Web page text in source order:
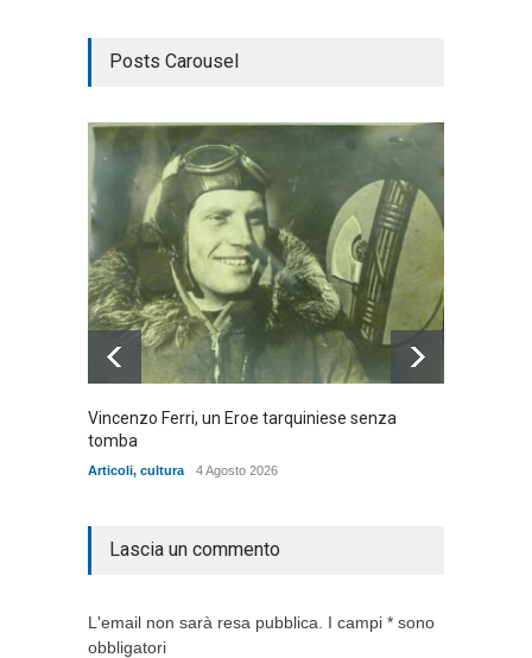
Posts Carousel
Vincenzo Ferri, un Eroe tarquiniese senza
tomba
Articoli, cultura 4 Agosto 2026
Lascia un commento
L'email non sarà resa pubblica. I campi * sono
obbligatori